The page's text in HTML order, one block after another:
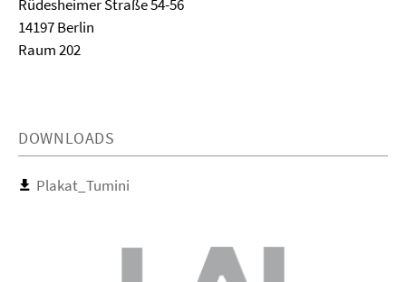
Rüdesheimer Straße 54-56
14197 Berlin
Raum 202
DOWNLOADS
Plakat_Tumini